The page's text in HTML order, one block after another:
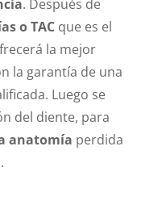
. Después de
o TACque es el
la mejor
la garantía de una
Luego se
del diente, para
anatomía perdida